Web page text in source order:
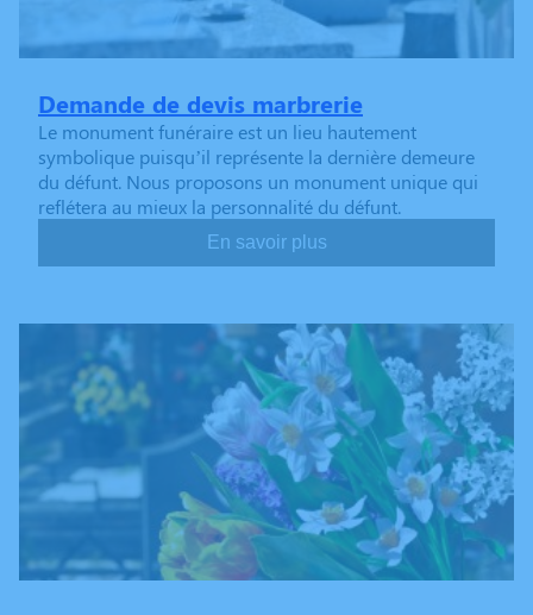
Demande de devis marbrerie
Le monument funéraire est un lieu hautement
symbolique puisqu’il représente la dernière demeure
du défunt. Nous proposons un monument unique qui
reflétera au mieux la personnalité du défunt.
En savoir plus